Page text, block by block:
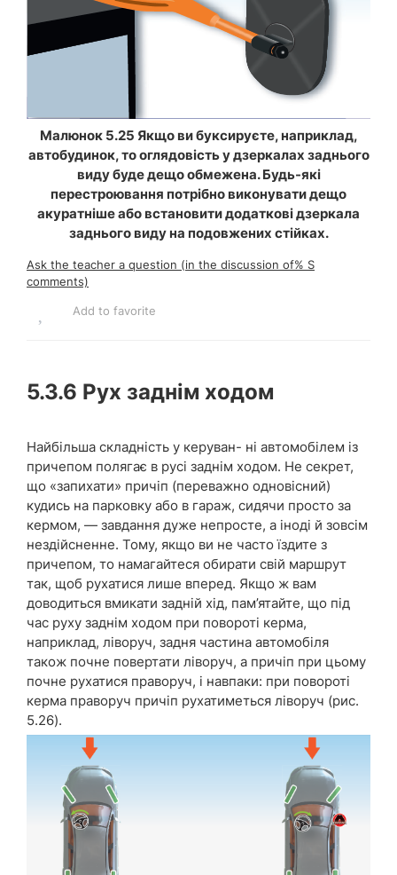
Малюнок 5.25 Якщо ви буксируєте, наприклад,
автобудинок, то оглядовість у дзеркалах заднього
виду буде дещо обмежена. Будь-які
перестроювання потрібно виконувати дещо
акуратніше або встановити додаткові дзеркала
заднього виду на подовжених стійках.
Ask the teacher a question (in the discussion of% S
comments)
Add to favorite
5.3.6 Рух заднім ходом
Найбільша складність у керуван- ні автомобілем із
причепом полягає в русі заднім ходом. Не секрет,
що «запихати» причіп (переважно одновісний)
кудись на парковку або в гараж, сидячи просто за
кермом, — завдання дуже непросте, а іноді й зовсім
нездійсненне. Тому, якщо ви не часто їздите з
причепом, то намагайтеся обирати свій маршрут
так, щоб рухатися лише вперед. Якщо ж вам
доводиться вмикати задній хід, пам’ятайте, що під
час руху заднім ходом при повороті керма,
наприклад, ліворуч, задня частина автомобіля
також почне повертати ліворуч, а причіп при цьому
почне рухатися праворуч, і навпаки: при повороті
керма праворуч причіп рухатиметься ліворуч (рис.
5.26).